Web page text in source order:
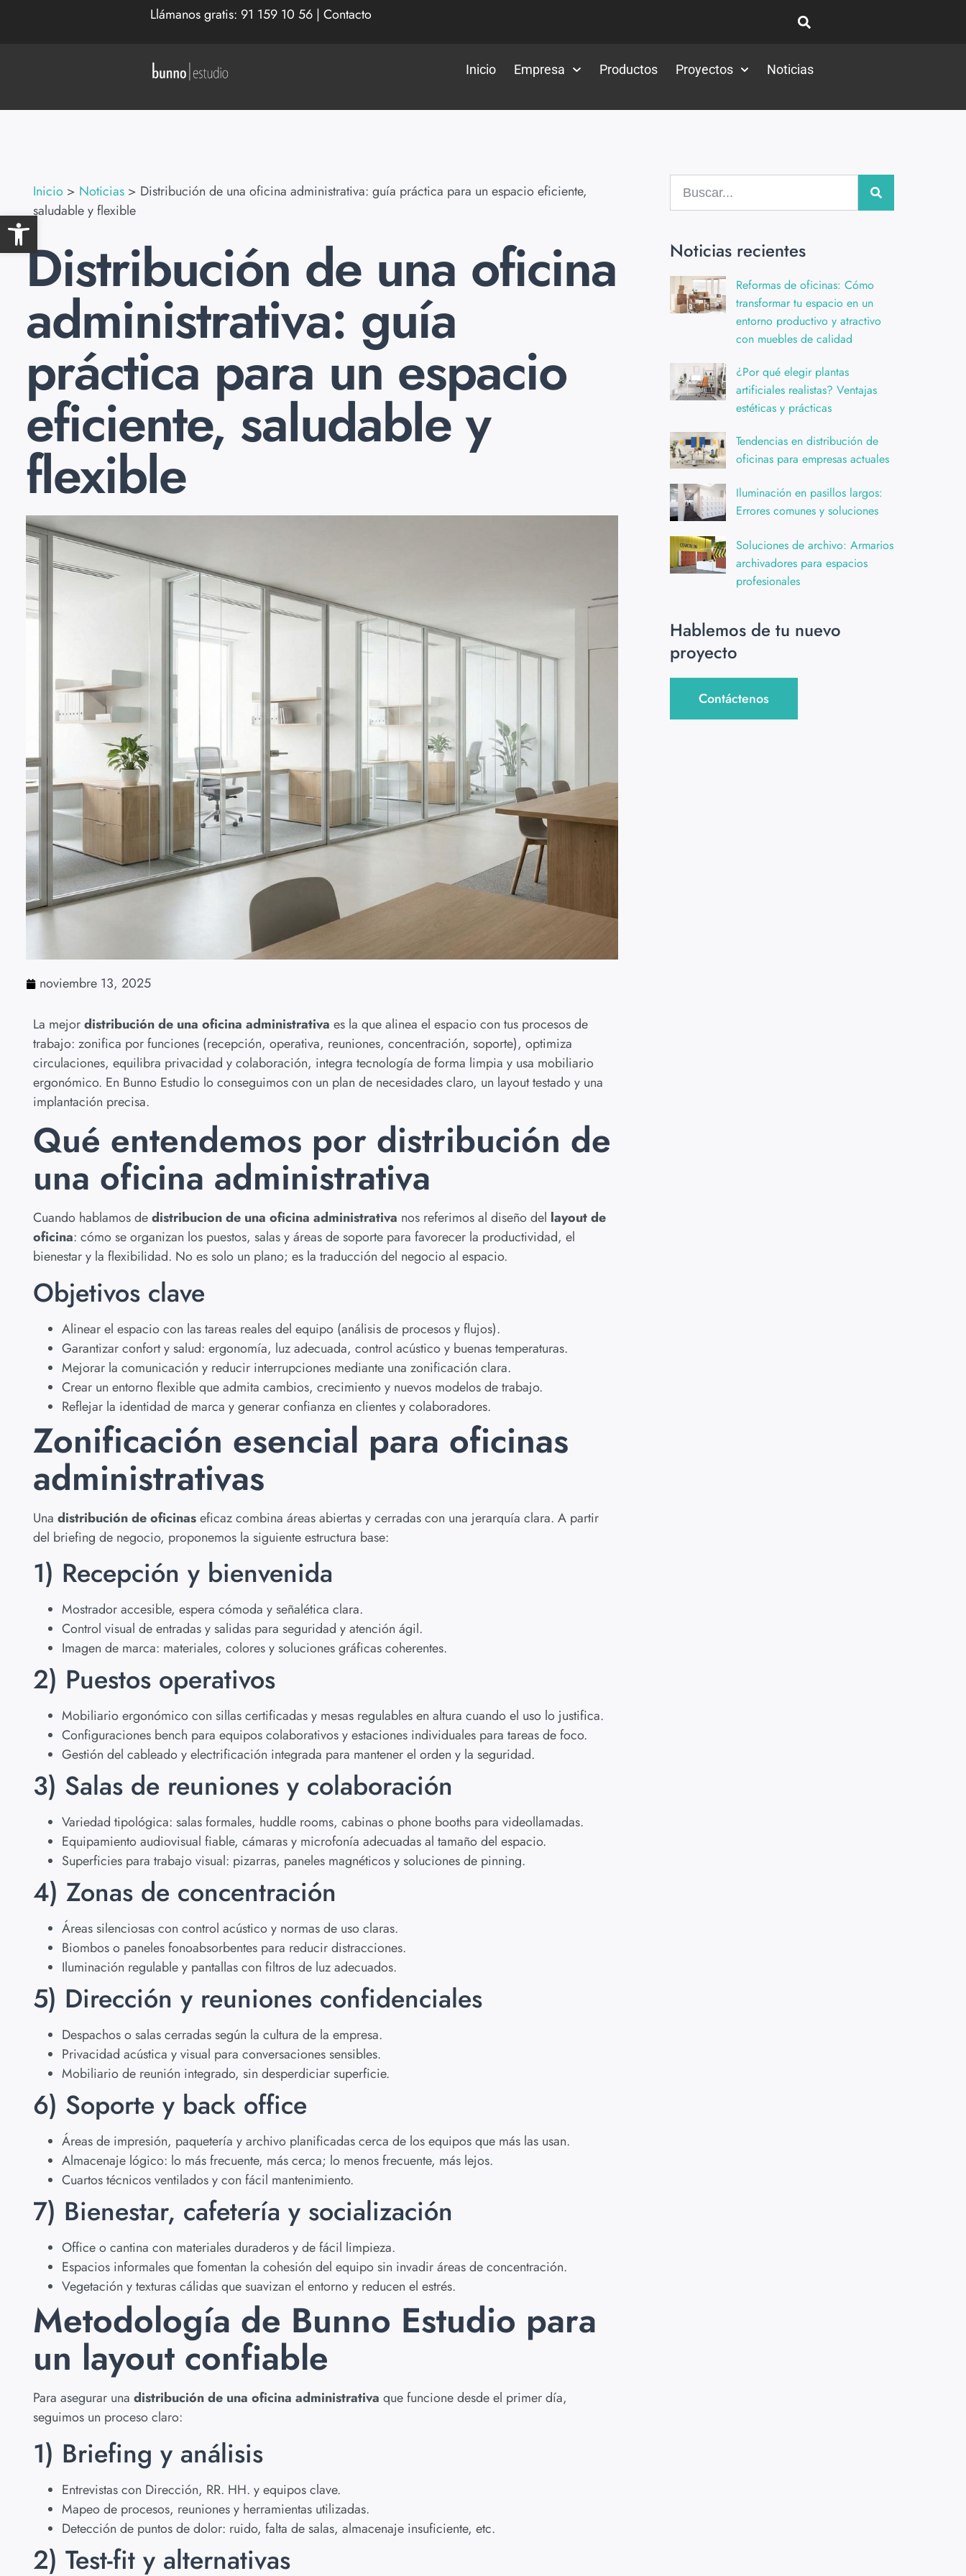
Abrir barra de herramientas
Llámanos gratis: 91 159 10 56| Contacto
Inicio Empresa Productos Proyectos Noticias
Inicio > Noticias > Distribución de una oficina administrativa: guía práctica para un espacio eficiente,
saludable y flexible
Distribución de una oficina
administrativa: guía
práctica para un espacio
eficiente, saludable y
flexible
noviembre 13, 2025
La mejordistribución de una oficina administrativa es la que alinea el espacio con tus procesos de
trabajo: zonifica por funciones (recepción, operativa, reuniones, concentración, soporte), optimiza
circulaciones, equilibra privacidad y colaboración, integra tecnología de forma limpia y usa mobiliario
ergonómico. En Bunno Estudio lo conseguimos con un plan de necesidades claro, un layout testado y una
implantación precisa.
Qué entendemos por distribución de
una oficina administrativa
Cuando hablamos dedistribucion de una oficina administrativa nos referimos al diseño del layout de
oficina: cómo se organizan los puestos, salas y áreas de soporte para favorecer la productividad, el
bienestar y la flexibilidad. No es solo un plano; es la traducción del negocio al espacio.
Objetivos clave
Alinear el espacio con las tareas reales del equipo (análisis de procesos y flujos).
Garantizar confort y salud: ergonomía, luz adecuada, control acústico y buenas temperaturas.
Mejorar la comunicación y reducir interrupciones mediante una zonificación clara.
Crear un entorno flexible que admita cambios, crecimiento y nuevos modelos de trabajo.
Reflejar la identidad de marca y generar confianza en clientes y colaboradores.
Zonificación esencial para oficinas
administrativas
Una distribución de oficinaseficaz combina áreas abiertas y cerradas con una jerarquía clara. A partir
del briefing de negocio, proponemos la siguiente estructura base:
1) Recepción y bienvenida
Mostrador accesible, espera cómoda y señalética clara.
Control visual de entradas y salidas para seguridad y atención ágil.
Imagen de marca: materiales, colores y soluciones gráficas coherentes.
2) Puestos operativos
Mobiliario ergonómico con sillas certificadas y mesas regulables en altura cuando el uso lo justifica.
Configuraciones bench para equipos colaborativos y estaciones individuales para tareas de foco.
Gestión del cableado y electrificación integrada para mantener el orden y la seguridad.
3) Salas de reuniones y colaboración
Variedad tipológica: salas formales, huddle rooms, cabinas o phone booths para videollamadas.
Equipamiento audiovisual fiable, cámaras y microfonía adecuadas al tamaño del espacio.
Superficies para trabajo visual: pizarras, paneles magnéticos y soluciones de pinning.
4) Zonas de concentración
Áreas silenciosas con control acústico y normas de uso claras.
Biombos o paneles fonoabsorbentes para reducir distracciones.
Iluminación regulable y pantallas con filtros de luz adecuados.
5) Dirección y reuniones confidenciales
Despachos o salas cerradas según la cultura de la empresa.
Privacidad acústica y visual para conversaciones sensibles.
Mobiliario de reunión integrado, sin desperdiciar superficie.
6) Soporte y back office
Áreas de impresión, paquetería y archivo planificadas cerca de los equipos que más las usan.
Almacenaje lógico: lo más frecuente, más cerca; lo menos frecuente, más lejos.
Cuartos técnicos ventilados y con fácil mantenimiento.
7) Bienestar, cafetería y socialización
Office o cantina con materiales duraderos y de fácil limpieza.
Espacios informales que fomentan la cohesión del equipo sin invadir áreas de concentración.
Vegetación y texturas cálidas que suavizan el entorno y reducen el estrés.
Metodología de Bunno Estudio para
un layout confiable
Para asegurar una distribución de una oficina administrativa que funcione desde el primer día,
seguimos un proceso claro:
1) Briefing y análisis
Entrevistas con Dirección, RR. HH. y equipos clave.
Mapeo de procesos, reuniones y herramientas utilizadas.
Detección de puntos de dolor: ruido, falta de salas, almacenaje insuficiente, etc.
2) Test-fit y alternativas
Noticias recientes
Reformas de oficinas: Cómo
transformar tu espacio en un
entorno productivo y atractivo
con muebles de calidad
¿Por qué elegir plantas
artificiales realistas? Ventajas
estéticas y prácticas
Tendencias en distribución de
oficinas para empresas actuales
Iluminación en pasillos largos:
Errores comunes y soluciones
Soluciones de archivo: Armarios
archivadores para espacios
profesionales
Hablemos de tu nuevo
proyecto
Contáctenos